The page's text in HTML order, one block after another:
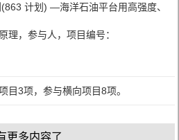
计划) —海洋石油平台用高强度、
理，参与人，项目编号：
目3项，参与横向项目8项。
更多内容了